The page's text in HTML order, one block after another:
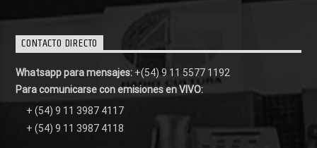
CONTACTO DIRECTO
Whatsapp para mensajes: +(54) 9 11 5577 1192
Para comunicarse con emisiones en VIVO:
+ (54) 9 11 3987 4117
+ (54) 9 11 3987 4118